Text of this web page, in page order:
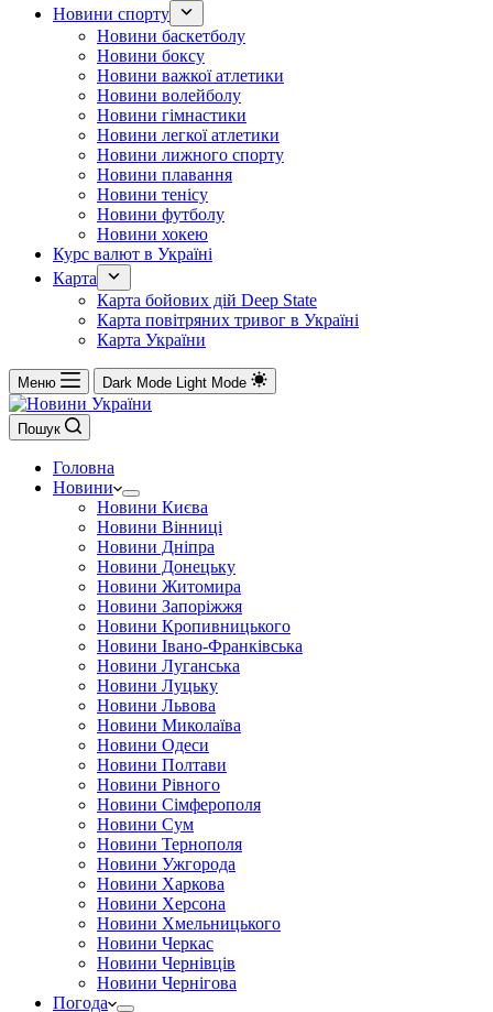
Новини спорту
Новини баскетболу
Новини боксу
Новини важкої атлетики
Новини волейболу
Новини гімнастики
Новини легкої атлетики
Новини лижного спорту
Новини плавання
Новини тенісу
Новини футболу
Новини хокею
Курс валют в Україні
Карта
Карта бойових дій Deep State
Карта повітряних тривог в Україні
Карта України
Меню Dark Mode Light Mode
Пошук
Головна
Новини
Новини Києва
Новини Вінниці
Новини Дніпра
Новини Донецьку
Новини Житомира
Новини Запоріжжя
Новини Кропивницького
Новини Івано-Франківська
Новини Луганська
Новини Луцьку
Новини Львова
Новини Миколаїва
Новини Одеси
Новини Полтави
Новини Рівного
Новини Сімферополя
Новини Сум
Новини Тернополя
Новини Ужгорода
Новини Харкова
Новини Херсона
Новини Хмельницького
Новини Черкас
Новини Чернівців
Новини Чернігова
Погода